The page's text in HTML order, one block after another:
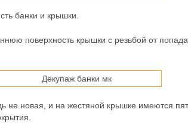
банки и крышки.
поверхность крышки с резьбой от
не новая, и на жестяной крышке имеются